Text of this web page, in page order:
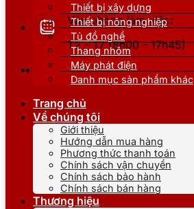
Văn phòng làm việc:
T2 - T7 (8h00 - 17h45)
Thiết bị xây dựng
Thiết bị nông nghiệp
Tủ đồ nghề
Thang nhôm
Máy phát điện
Danh mục sản phẩm khác
Trang chủ
Về chúng tôi
Giới thiệu
Hướng dẫn mua hàng
Phương thức thanh toán
Chính sách vận chuyển
Chính sách bảo hành
Chính sách bán hàng
Thương hiệu